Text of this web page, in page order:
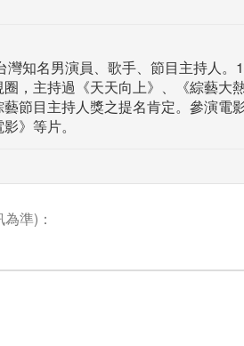
灣知名男演員、歌手、節目主持人。
，主持過《天天向上》、《綜藝大
節目主持人獎之提名肯定。參演電
》等片。
準)：